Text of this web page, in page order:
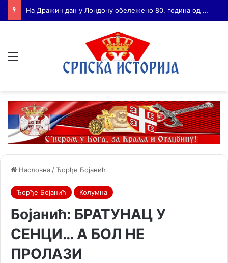
Бојанић: ВОЈА ТАНКОСИЋ – ЧОВЕК КОГА СУ СЕ ПЛАШИЛИ И ЖИВОГ И МРТВОГ, а нема ни споненик
Насловна /Ђорђе Бојанић
Ђорђе Бојанић Колумна
Бојанић: БРАТУНАЦ У
СЕНЦИ… А БОЛ НЕ
ПРОЛАЗИ